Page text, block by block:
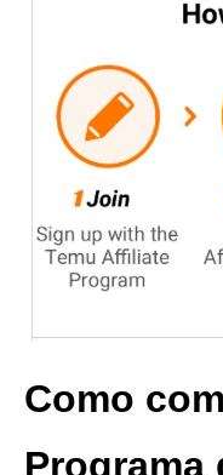
Como
Programa